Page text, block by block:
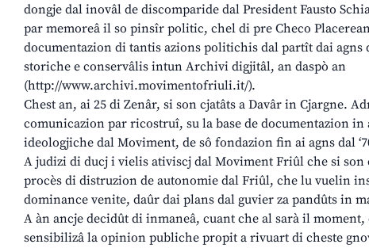
dongje dal inovâl de discomparide dal President Fausto
par memoreâ il so pinsîr politic, chel di pre Checo
documentazion di tantis azions politichis dal partît dai agns
storiche e conservâlis intun Archivi digjitâl, an daspò an
(http://www.archivi.movimentofriuli.it/).
Chest an, ai 25 di Zenâr, si son cjatâts a Davâr in Cjargne.
comunicazion par ricostruî, su la base de documentazion
ideologjiche dal Moviment, de sô fondazion fin ai agns dal
A judizi di ducj i vielis ativiscj dal Moviment Friûl che si son
procès di distruzion de autonomie dal Friûl, che lu vuelin
dominance venite, daûr dai plans dal guvier za pandûts in
A àn ancje decidût di inmaneâ, cuant che al sarà il
sensibilizâ la opinion publiche propit a rivuart di cheste